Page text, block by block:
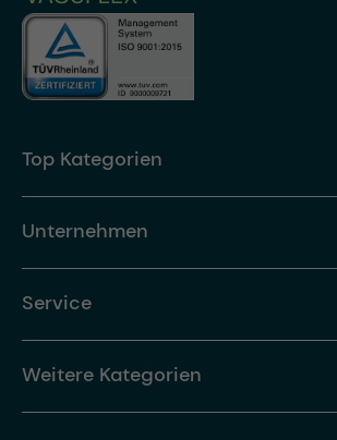
Top Kategorien
Unternehmen
Service
Weitere Kategorien